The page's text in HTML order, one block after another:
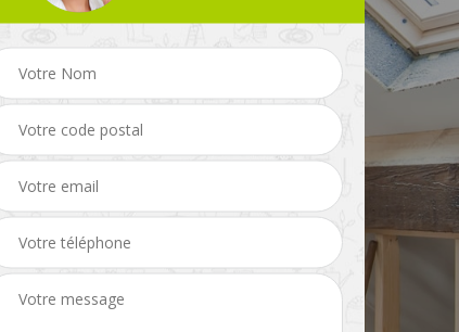
Peintre, peinture
intérieure 77
Rénovation de maison